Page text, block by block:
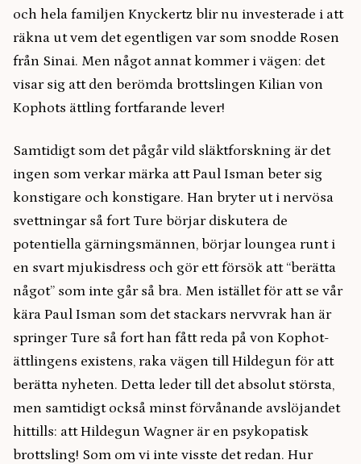
och hela familjen Knyckertz blir nu investerade i att
räkna ut vem det egentligen var som snodde Rosen
från Sinai. Men något annat kommer i vägen: det
visar sig att den berömda brottslingen Kilian von
Kophots ättling fortfarande lever!
Samtidigt som det pågår vild släktforskning är det
ingen som verkar märka att Paul Isman beter sig
konstigare och konstigare. Han bryter ut i nervösa
svettningar så fort Ture börjar diskutera de
potentiella gärningsmännen, börjar loungea runt i
en svart mjukisdress och gör ett försök att “berätta
något” som inte går så bra. Men istället för att se vår
kära Paul Isman som det stackars nervvrak han är
springer Ture så fort han fått reda på von Kophot-
ättlingens existens, raka vägen till Hildegun för att
berätta nyheten. Detta leder till det absolut största,
men samtidigt också minst förvånande avslöjandet
hittills: att Hildegun Wagner är en psykopatisk
brottsling! Som om vi inte visste det redan. Hur